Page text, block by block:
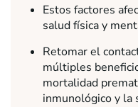
Estos factores
salud física y
Retomar el
múltiples
mortalidad
inmunológico y la